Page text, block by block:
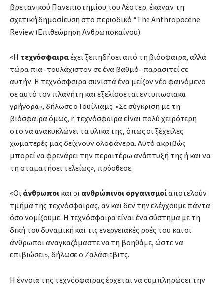
βρετανικού Πανεπιστημίου του Λέστερ, έκαναν τη
σχετική δημοσίευση στο περιοδικό “The Anthropocene
Review (Επιθεώρηση Ανθρωποκαίνου).
«Η τεχνόσφαιραέχει ξεπηδήσει από τη βιόσφαιρα, αλλά
τώρα πια -τουλάχιστον σε ένα βαθμό- παρασιτεί σε
αυτήν. Η τεχνόσφαιρα συνιστά ένα μείζον νέο φαινόμενο
σε αυτό τον πλανήτη και εξελίσσεται εντυπωσιακά
γρήγορα», δήλωσε ο Γουίλιαμς. «Σε σύγκριση με τη
βιόσφαιρα όμως, η τεχνόσφαιρα είναι πολύ χειρότερη
στο να ανακυκλώνει τα υλικά της, όπως οι ξέχειλες
χωματερές μας δείχνουν ολοφάνερα. Αυτό ακριβώς
μπορεί να φρενάρει την περαιτέρω ανάπτυξή της ή και να
τη σταματήσει τελείως», πρόσθεσε.
«Οι άνθρωποι και οι ανθρώπινοι οργανισμοίαποτελούν
τμήμα της τεχνόσφαιρας, αν και δεν την ελέγχουμε πάντα
όσο νομίζουμε. Η τεχνόσφαιρα είναι ένα σύστημα με τη
δική του δυναμική και τις ενεργειακές ροές του και οι
άνθρωποι αναγκαζόμαστε να τη βοηθάμε, ώστε να
επιβιώσει», δήλωσε ο Ζαλάσιεβιτς.
Η έννοια της τεχνόσφαιρας έρχεται να συμπληρώσει την